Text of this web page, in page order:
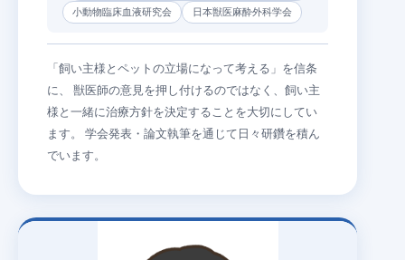
小動物臨床血液研究会
日本獣医麻酔外科学会
「飼い主様とペットの立場になって考える」を信条
に、 獣医師の意見を押し付けるのではなく、飼い主
様と一緒に治療方針を決定することを大切にしてい
ます。 学会発表・論文執筆を通じて日々研鑽を積ん
でいます。